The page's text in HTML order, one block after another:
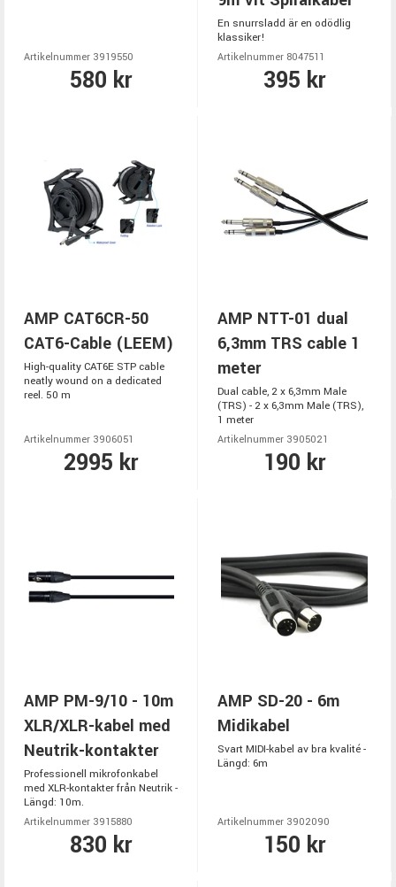
Artikelnummer 3919550
580 kr
En snurrsladd är en odödlig
klassiker!
Artikelnummer 8047511
395 kr
AMP CAT6CR-50
CAT6-Cable (LEEM)
High-quality CAT6E STP cable
neatly wound on a dedicated
reel. 50 m
Artikelnummer 3906051
2995 kr
AMP NTT-01 dual
6,3mm TRS cable 1
meter
Dual cable, 2 x 6,3mm Male
(TRS) - 2 x 6,3mm Male (TRS),
1 meter
Artikelnummer 3905021
190 kr
AMP PM-9/10 - 10m
XLR/XLR-kabel med
Neutrik-kontakter
Professionell mikrofonkabel
med XLR-kontakter från Neutrik -
Längd: 10m.
Artikelnummer 3915880
830 kr
AMP SD-20 - 6m
Midikabel
Svart MIDI-kabel av bra kvalité -
Längd: 6m
Artikelnummer 3902090
150 kr